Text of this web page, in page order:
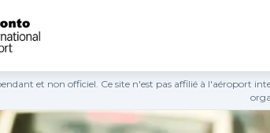
et non officiel. Ce site n'est pas affilié à l'aéroport